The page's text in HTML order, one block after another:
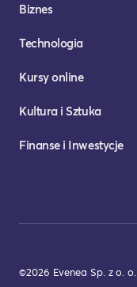
Biznes
Technologia
Kursy online
Kultura i Sztuka
Finanse i Inwestycje
©2026 Evenea Sp. z o. o.